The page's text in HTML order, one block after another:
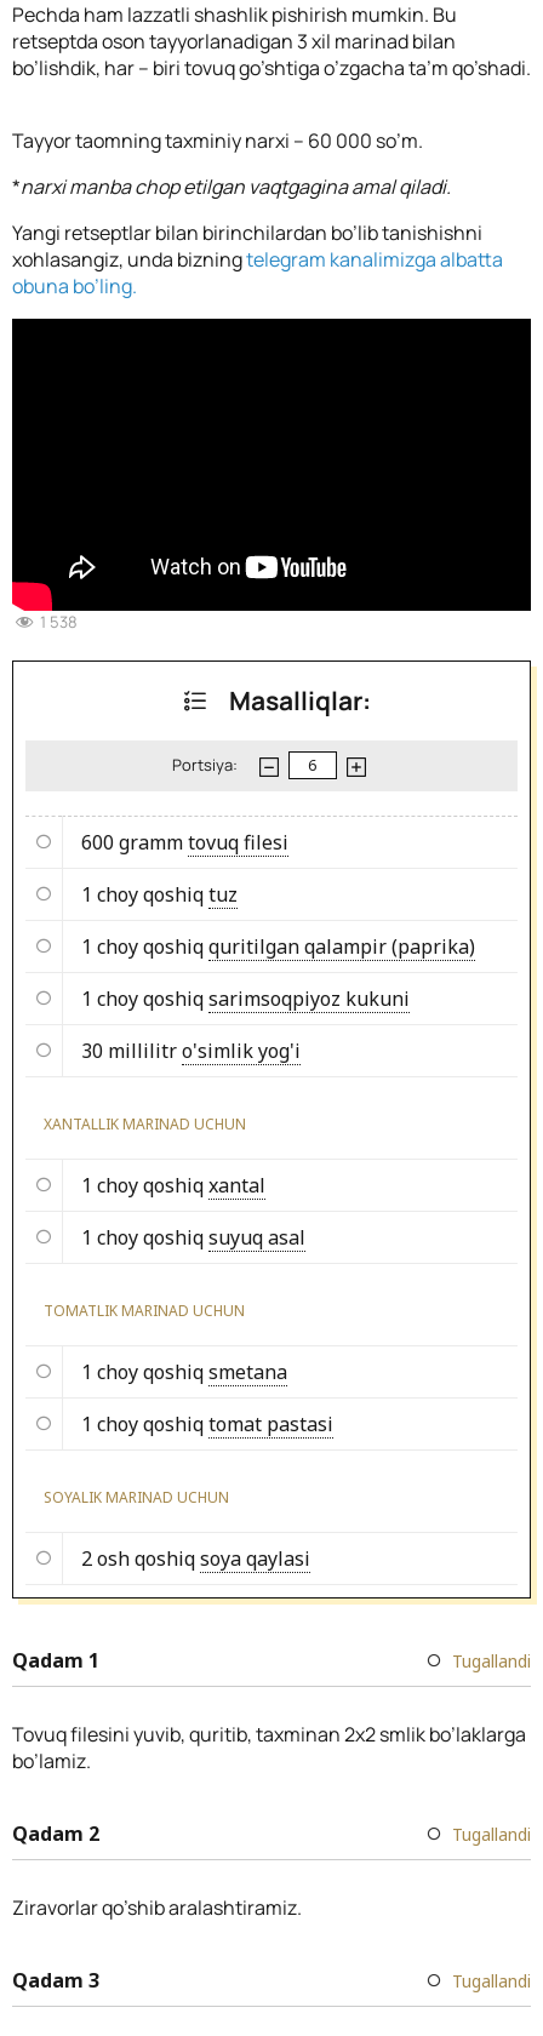
Pechda ham lazzatli shashlik pishirish mumkin. Bu
retseptda oson tayyorlanadigan 3 xil marinad bilan
bo’lishdik, har – biri tovuq go’shtiga o’zgacha ta’m qo’shadi.
Tayyor taomning taxminiy narxi – 60 000 so’m.
*narxi manba chop etilgan vaqtgagina amal qiladi.
Yangi retseptlar bilan birinchilardan bo’lib tanishishni
xohlasangiz, unda bizningtelegram kanalimizga albatta
obuna bo’ling.
1 538
Masalliqlar:
Portsiya:
600 grammtovuq filesi
1 choy qoshiqtuz
1 choy qoshiqquritilgan qalampir (paprika)
1 choy qoshiqsarimsoqpiyoz kukuni
30 millilitro'simlik yog'i
XANTALLIK MARINAD UCHUN
1 choy qoshiqxantal
1 choy qoshiqsuyuq asal
TOMATLIK MARINAD UCHUN
1 choy qoshiqsmetana
1 choy qoshiqtomat pastasi
SOYALIK MARINAD UCHUN
2 osh qoshiqsoya qaylasi
Qadam 1 Tugallandi
Tovuq filesini yuvib, quritib, taxminan 2x2 smlik bo’laklarga
bo’lamiz.
Qadam 2 Tugallandi
Ziravorlar qo’shib aralashtiramiz.
Qadam 3 Tugallandi